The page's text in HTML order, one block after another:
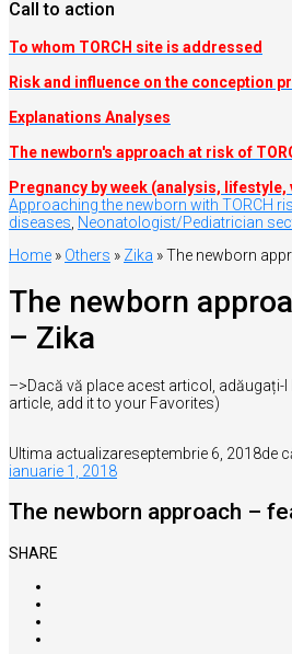
Call to action
To whom TORCH site is addressed
Risk and influence on the conception
Explanations Analyses
The newborn's approach at risk of
Pregnancy by week (analysis, lifestyle,
Approaching the newborn with TORCH
diseases Neonatologist/Pediatrician
Home » Others » Zika »The newborn
The newborn
– Zika
–>Dacă vă place acest articol, adăugați-l
article, add it to your Favorites)
Ultima actualizareseptembrie 6, 2018de
ianuarie 1, 2018
The newborn approach –
SHARE